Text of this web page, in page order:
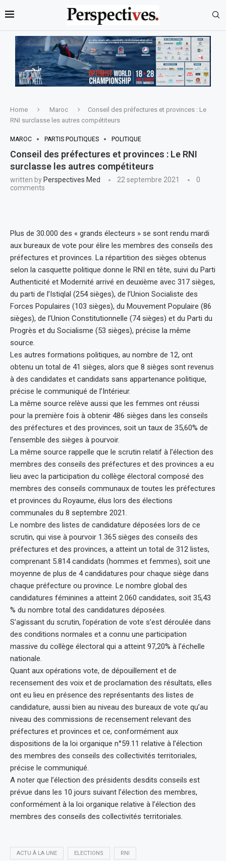
Home Maroc
Conseil des préfectures et provinces : Le
RNI surclasse les autres compétiteurs
MAROC PARTIS POLITIQUES POLITIQUE
Conseil des préfectures et provinces : Le RNI
surclasse les autres compétiteurs
written by Perspectives Med 22 septembre 2021
0
comments
Plus de 30.000 des « grands électeurs » se sont rendu mardi
aux bureaux de vote pour élire les membres des conseils des
préfectures et provinces. La répartition des sièges obtenus
selon la casquette politique donne le RNI en tête, suivi du Parti
Authenticité et Modernité arrivé en deuxième avec 317 sièges,
du parti de l’Istiqlal (254 sièges), de l’Union Socialiste des
Forces Populaires (103 sièges), du Mouvement Populaire (86
sièges), de l’Union Constitutionnelle (74 sièges) et du Parti du
Progrès et du Socialisme (53 sièges), précise la même
source.
Les autres formations politiques, au nombre de 12, ont
obtenu un total de 41 sièges, alors que 8 sièges sont revenus
à des candidates et candidats sans appartenance politique,
précise le communiqué de l’Intérieur.
La même source relève aussi que les femmes ont réussi
pour la première fois à obtenir 486 sièges dans les conseils
des préfectures et des provinces, soit un taux de 35,60% de
l’ensemble des sièges à pourvoir.
La même source rappelle que le scrutin relatif à l’élection des
membres des conseils des préfectures et des provinces a eu
lieu avec la participation du collège électoral composé des
membres des conseils communaux de toutes les préfectures
et provinces du Royaume, élus lors des élections
communales du 8 septembre 2021.
Le nombre des listes de candidature déposées lors de ce
scrutin, qui vise à pourvoir 1.365 sièges des conseils des
préfectures et des provinces, a atteint un total de 312 listes,
comprenant 5.814 candidats (hommes et femmes), soit une
moyenne de plus de 4 candidatures pour chaque siège dans
chaque préfecture ou province. Le nombre global des
candidatures féminines a atteint 2.060 candidates, soit 35,43
% du nombre total des candidatures déposées.
S’agissant du scrutin, l’opération de vote s’est déroulée dans
des conditions normales et a connu une participation
massive du collège électoral qui a atteint 97,20% à l’échelle
nationale.
Quant aux opérations vote, de dépouillement et de
recensement des voix et de proclamation des résultats, elles
ont eu lieu en présence des représentants des listes de
candidature, aussi bien au niveau des bureaux de vote qu’au
niveau des commissions de recensement relevant des
préfectures et provinces et ce, conformément aux
dispositions de la loi organique n°59.11 relative à l’élection
des membres des conseils des collectivités territoriales,
précise le communiqué.
A noter que l’élection des présidents desdits conseils est
prévue dans les 10 jours suivant l’élection des membres,
conformément à la loi organique relative à l’élection des
membres des conseils des collectivités territoriales.
ACTU À LA UNE ELECTIONS RNI